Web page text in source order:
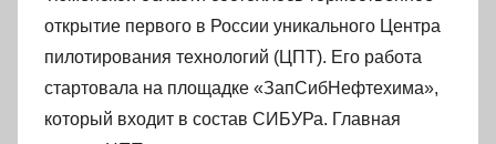
открытие первого в России уникального Центра
пилотирования технологий (ЦПТ). Его работа
стартовала на площадке «ЗапСибНефтехима»,
который входит в состав СИБУРа. Главная